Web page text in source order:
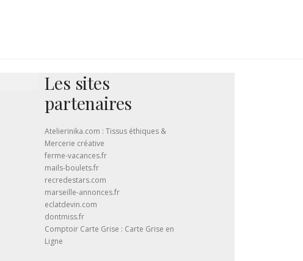
Les sites
partenaires
Atelierinika.com : Tissus éthiques &
Mercerie créative
ferme-vacances.fr
mails-boulets.fr
recredestars.com
marseille-annonces.fr
eclatdevin.com
dontmiss.fr
Comptoir Carte Grise : Carte Grise en
Ligne